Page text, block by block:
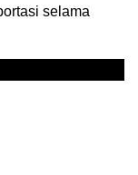
selama